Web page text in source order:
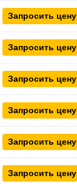
Запросить цену
Запросить цену
Запросить цену
Запросить цену
Запросить цену
Запросить цену